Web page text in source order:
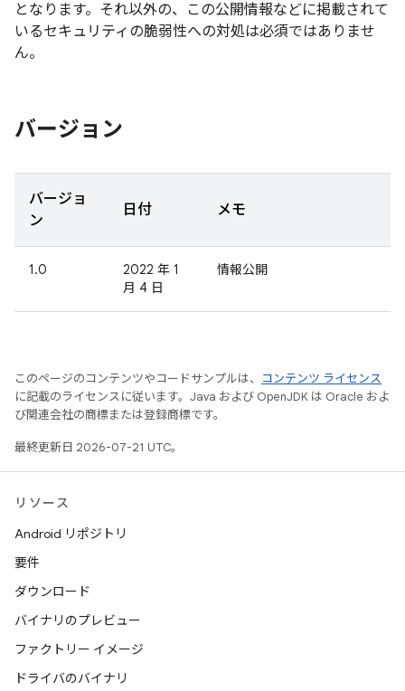
となります。それ以外の、この公開情報などに掲載されて
いるセキュリティの脆弱性への対処は必須ではありませ
ん。
バージョン
バージョ
ン
日付 メモ
1.0
2022 年 1
月 4 日
情報公開
このページのコンテンツやコードサンプルは、
コンテンツ ライセンス
に記載のライセンスに従います。Java および OpenJDK は Oracle およ
び関連会社の商標または登録商標です。
最終更新日 2026-07-21 UTC。
リソース
Android リポジトリ
要件
ダウンロード
バイナリのプレビュー
ファクトリー イメージ
ドライバのバイナリ